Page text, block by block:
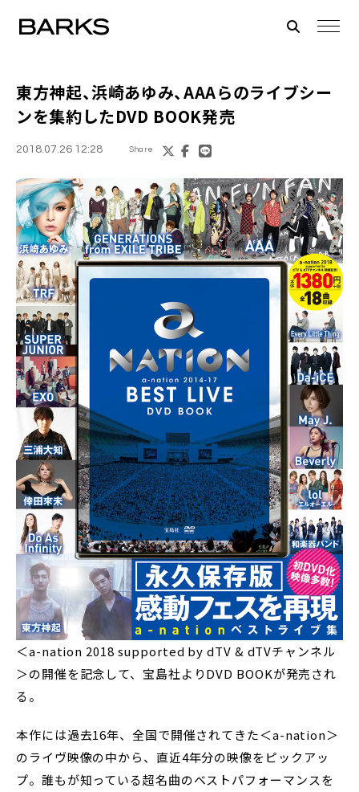
東方神起、浜崎あゆみ、AAAらのライブシー
ンを集約したDVD BOOK発売
2018.07.26 12:28 Share
＜a-nation 2018 supported by dTV & dTVチャンネル
＞の開催を記念して、宝島社よりDVD BOOKが発売され
る。
本作には過去16年、全国で開催されてきた＜a-nation＞
のライヴ映像の中から、直近4年分の映像をピックアッ
プ。誰もが知っている超名曲のベストパフォーマンスを